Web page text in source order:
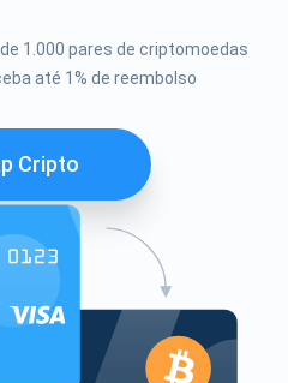
1.000 pares de criptomoedas
até 1% de reembolso
Cripto